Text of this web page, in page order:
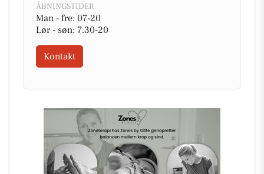
ÅBNINGSTIDER
Man - fre: 07-20
Lør - søn: 7.30-20
Kontakt